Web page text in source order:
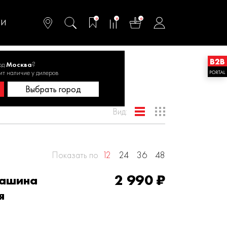
0 0 0
Москва?
наличие у дилеров
Выбрать город
Вид:
Показать по 12 24 36 48
2 990 ₽